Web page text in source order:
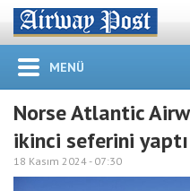
MENÜ
Norse Atlantic
ikinci seferini yaptı
18 Kasım 2024 - 07:30